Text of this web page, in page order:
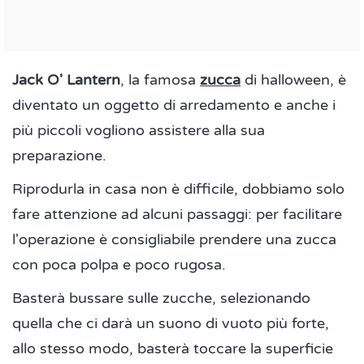
Jack O' Lantern, la famosa zucca di halloween, è
diventato un oggetto di arredamento e anche i
più piccoli vogliono assistere alla sua
preparazione.
Riprodurla in casa non è difficile, dobbiamo solo
fare attenzione ad alcuni passaggi: per facilitare
l'operazione è consigliabile prendere una zucca
con poca polpa e poco rugosa.
Basterà bussare sulle zucche, selezionando
quella che ci darà un suono di vuoto più forte,
allo stesso modo, basterà toccare la superficie